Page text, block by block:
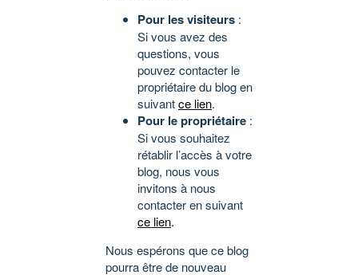
Pour les visiteurs :
Si vous avez des
questions, vous
pouvez contacter le
propriétaire du blog en
suivantce lien.
Pour le propriétaire :
Si vous souhaitez
rétablir l’accès à votre
blog, nous vous
invitons à nous
contacter en suivant
ce lien.
Nous espérons que ce blog
pourra être de nouveau